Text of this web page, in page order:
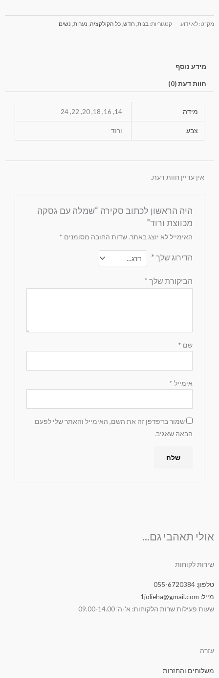
מק"ט:לא ידוע קטגוריות:בנות,חדש,כל הקולקציה,נערות,נשים
מידע נוסף
חוות דעת (0)
מידה 14, 16, 18, 20, 22, 24
צבע ורוד
אין עדיין חוות דעת.
היה הראשון לכתוב סקירה “שמלה עם גסקה
מכווצת ורוד”
האימייל לא יוצג באתר.שדות החובה מסומנים*
הדירוג שלך*
הביקורת שלך*
שם*
אימייל*
שמור בדפדפן זה את השם, האימייל והאתר שלי לפעם
הבאה שאגיב.
אולי תאהבי גם...
שירות לקוחות
טלפון: 055-6720384
מייל: 1jolieha@gmail.com
שעות פעילות שרות הלקוחות: א'-ה' 09.00-14.00
עזרה
משלוחים והחזרות